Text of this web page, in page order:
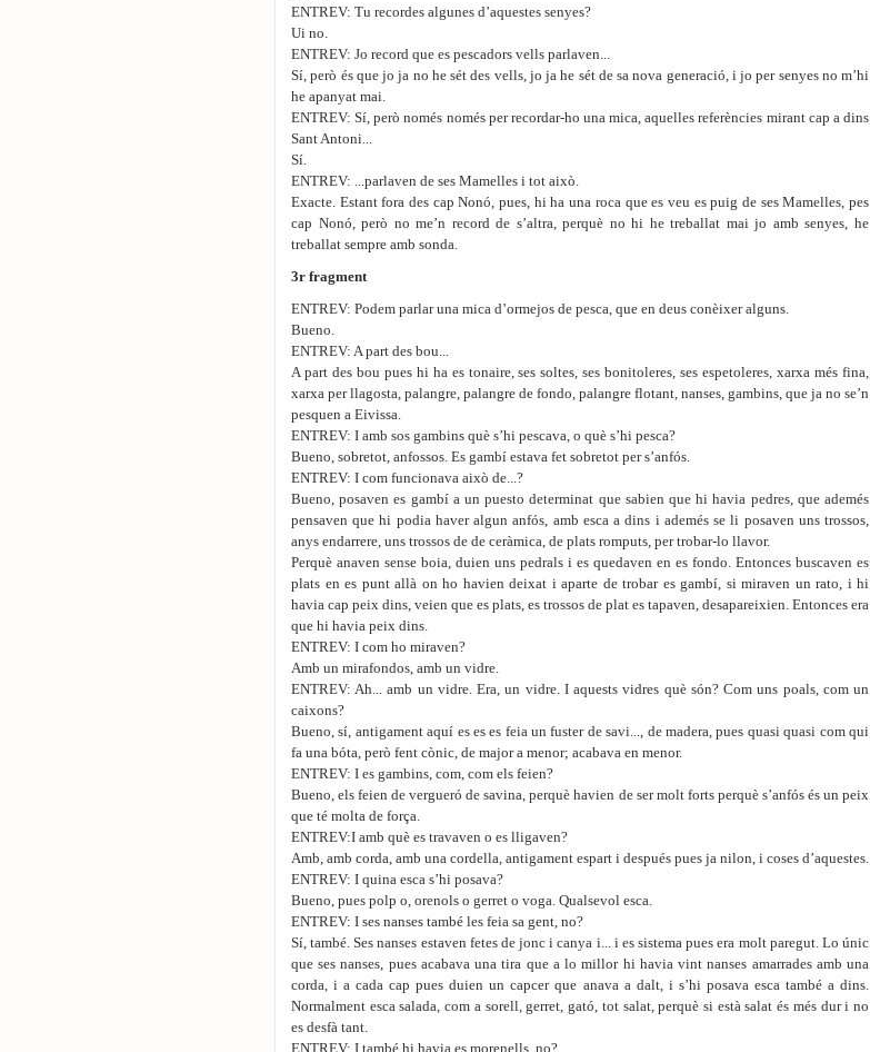
ENTREV: Tu recordes algunes d’aquestes senyes?
Ui no.
ENTREV: Jo record que es pescadors vells parlaven...
Sí, però és que jo ja no he sét des vells, jo ja he sét de sa nova generació, i jo per senyes no m’hi
he apanyat mai.
ENTREV: Sí, però només només per recordar-ho una mica, aquelles referències mirant cap a dins
Sant Antoni...
Sí.
ENTREV: ...parlaven de ses Mamelles i tot això.
Exacte. Estant fora des cap Nonó, pues, hi ha una roca que es veu es puig de ses Mamelles, pes
cap Nonó, però no me’n record de s’altra, perquè no hi he treballat mai jo amb senyes, he
treballat sempre amb sonda.
3r fragment
ENTREV: Podem parlar una mica d’ormejos de pesca, que en deus conèixer alguns.
Bueno.
ENTREV: A part des bou...
A part des bou pues hi ha es tonaire, ses soltes, ses bonitoleres, ses espetoleres, xarxa més fina,
xarxa per llagosta, palangre, palangre de fondo, palangre flotant, nanses, gambins, que ja no se’n
pesquen a Eivissa.
ENTREV: I amb sos gambins què s’hi pescava, o què s’hi pesca?
Bueno, sobretot, anfossos. Es gambí estava fet sobretot per s’anfós.
ENTREV: I com funcionava això de...?
Bueno, posaven es gambí a un puesto determinat que sabien que hi havia pedres, que ademés
pensaven que hi podia haver algun anfós, amb esca a dins i ademés se li posaven uns trossos,
anys endarrere, uns trossos de de ceràmica, de plats romputs, per trobar-lo llavor.
Perquè anaven sense boia, duien uns pedrals i es quedaven en es fondo. Entonces buscaven es
plats en es punt allà on ho havien deixat i aparte de trobar es gambí, si miraven un rato, i hi
havia cap peix dins, veien que es plats, es trossos de plat es tapaven, desapareixien. Entonces era
que hi havia peix dins.
ENTREV: I com ho miraven?
Amb un mirafondos, amb un vidre.
ENTREV: Ah... amb un vidre. Era, un vidre. I aquests vidres què són? Com uns poals, com un
caixons?
Bueno, sí, antigament aquí es es es feia un fuster de savi..., de madera, pues quasi quasi com qui
fa una bóta, però fent cònic, de major a menor; acabava en menor.
ENTREV: I es gambins, com, com els feien?
Bueno, els feien de vergueró de savina, perquè havien de ser molt forts perquè s’anfós és un peix
que té molta de força.
ENTREV:I amb què es travaven o es lligaven?
Amb, amb corda, amb una cordella, antigament espart i después pues ja nilon, i coses d’aquestes.
ENTREV: I quina esca s’hi posava?
Bueno, pues polp o, orenols o gerret o voga. Qualsevol esca.
ENTREV: I ses nanses també les feia sa gent, no?
Sí, també. Ses nanses estaven fetes de jonc i canya i... i es sistema pues era molt paregut. Lo únic
que ses nanses, pues acabava una tira que a lo millor hi havia vint nanses amarrades amb una
corda, i a cada cap pues duien un capcer que anava a dalt, i s’hi posava esca també a dins.
Normalment esca salada, com a sorell, gerret, gató, tot salat, perquè si està salat és més dur i no
es desfà tant.
ENTREV: I també hi havia es morenells, no?